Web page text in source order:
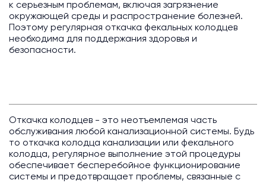
к серьезным проблемам, включая загрязнение
окружающей среды и распространение болезней.
Поэтому регулярная откачка фекальных колодцев
необходима для поддержания здоровья и
безопасности.
Откачка колодцев - это неотъемлемая часть
обслуживания любой канализационной системы. Будь
то откачка колодца канализации или фекального
колодца, регулярное выполнение этой процедуры
обеспечивает бесперебойное функционирование
системы и предотвращает проблемы, связанные с